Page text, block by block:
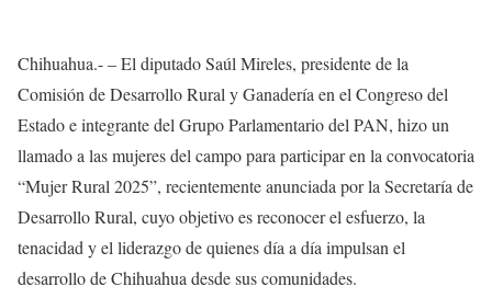
Chihuahua.- – El diputado Saúl Mireles, presidente de la
Comisión de Desarrollo Rural y Ganadería en el Congreso del
Estado e integrante del Grupo Parlamentario del PAN, hizo un
llamado a las mujeres del campo para participar en la convocatoria
“Mujer Rural 2025”, recientemente anunciada por la Secretaría de
Desarrollo Rural, cuyo objetivo es reconocer el esfuerzo, la
tenacidad y el liderazgo de quienes día a día impulsan el
desarrollo de Chihuahua desde sus comunidades.